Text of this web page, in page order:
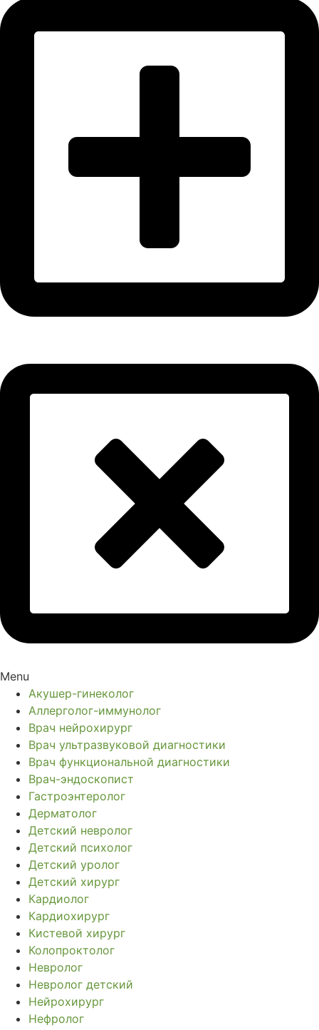
Menu
Акушер-гинеколог
Аллерголог-иммунолог
Врач нейрохирург
Врач ультразвуковой диагностики
Врач функциональной диагностики
Врач-эндоскопист
Гастроэнтеролог
Дерматолог
Детский невролог
Детский психолог
Детский уролог
Детский хирург
Кардиолог
Кардиохирург
Кистевой хирург
Колопроктолог
Невролог
Невролог детский
Нейрохирург
Нефролог